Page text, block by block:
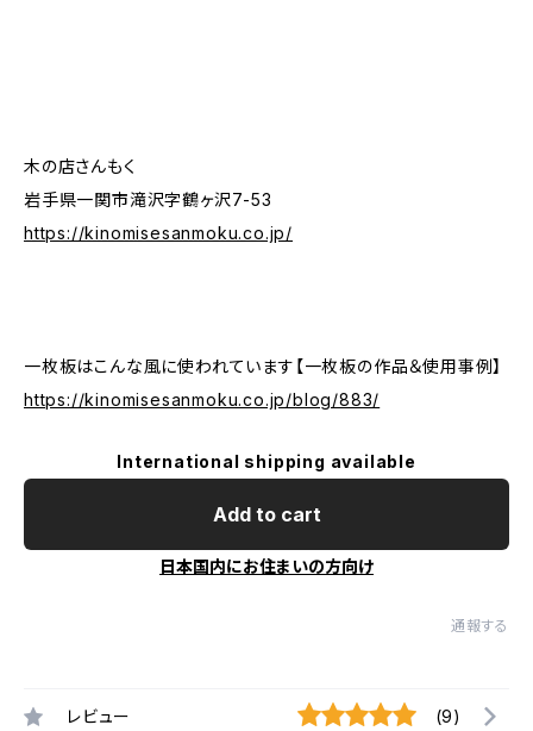
木の店さんもく
岩手県一関市滝沢字鶴ヶ沢7-53
https://kinomisesanmoku.co.jp/
一枚板はこんな風に使われています【一枚板の作品＆使用事例】
https://kinomisesanmoku.co.jp/blog/883/
International shipping available
Add to cart
日本国内にお住まいの方向け
通報する
レビュー (9)